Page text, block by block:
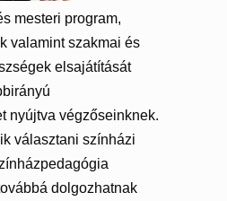
mesteri program,
valamint szakmai és
elsajátítását
nyújtva végzőseinknek.
választani színházi
dolgozhatnak